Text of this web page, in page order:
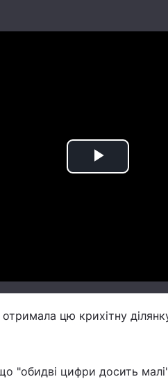
Play
цю крихітну
"обидві цифри досить